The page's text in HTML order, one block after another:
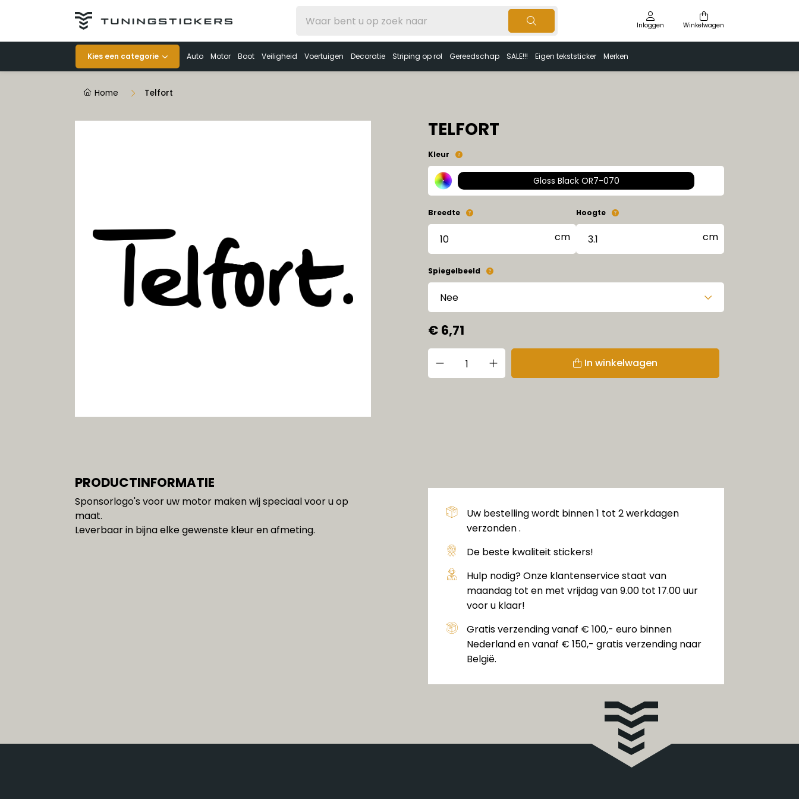
Inloggen Winkelwagen
Kies een categorie Auto Motor Boot Veiligheid Voertuigen Decoratie Striping op rol Gereedschap SALE!!! Eigen tekststicker Merken
Categorieën
Decoratie
Striping op rol
Gereedschap
Home Telfort
TELFORT
Kleur
Gloss Black OR7-070
Breedte Hoogte
Spiegelbeeld
€ 6,71
In winkelwagen
PRODUCTINFORMATIE
Sponsorlogo's voor uw motor maken wij speciaal voor u op
maat.
Leverbaar in bijna elke gewenste kleur en afmeting.
Uw bestelling wordt binnen 1 tot 2 werkdagen
verzonden .
De beste kwaliteit stickers!
Hulp nodig? Onze klantenservice staat van
maandag tot en met vrijdag van 9.00 tot 17.00 uur
voor u klaar!
Gratis verzending vanaf € 100,- euro binnen
Nederland en vanaf € 150,- gratis verzending naar
België.